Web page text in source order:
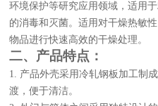
环境保护等研究应用领域，适用
的消毒和灭菌。适用对干燥热敏
物品进行快速高效的干燥处理。
二、产品特点：
1. 产品外壳采用冷轧钢板加工制
渡，便于清洁。